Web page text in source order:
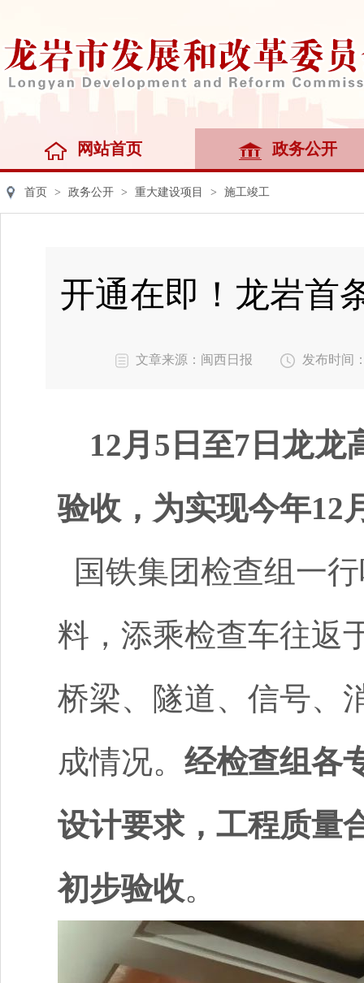
网站首页 政务公开
首页 > 政务公开 > 重大建设项目 > 施工竣工
开通在即！龙岩首
文章来源：闽西日报 发布时间
12月5日至7日龙龙
验收， 为实现今年12
国铁集团检查组一
料，添乘检查车往返
桥梁、隧道、信号、
成情况。 经检查组各
设计要求，工程质量
初步验收。